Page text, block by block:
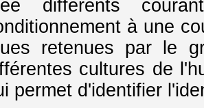
différents
à une
retenues par le
cultures de
permet d'identifier